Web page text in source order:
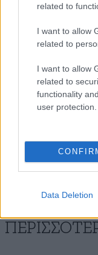
related to
I want to allow
related to
I want to allow
related to
functionality
user protection.
Data Deletion
από δυτικές
τοπικά 5 με 6
επικρατήσουν
Η θερμοκρασία θα
Ακολουθήστε
μάθετεπρώτοι